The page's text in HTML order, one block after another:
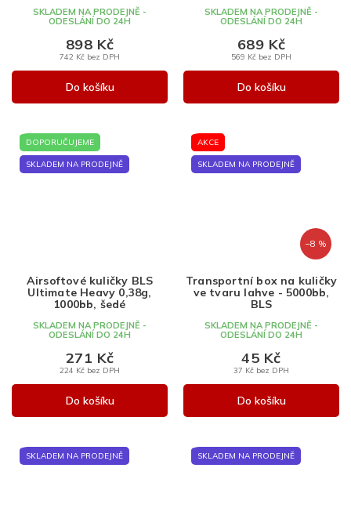
SKLADEM NA PRODEJNĚ -
ODESLÁNÍ DO 24H
742 Kč bez DPH
898 Kč
Do košíku
SKLADEM NA PRODEJNĚ -
ODESLÁNÍ DO 24H
569 Kč bez DPH
689 Kč
Do košíku
DOPORUČUJEME
SKLADEM NA PRODEJNĚ
Airsoftové kuličky BLS
Ultimate Heavy 0,38g,
1000bb, šedé
SKLADEM NA PRODEJNĚ -
ODESLÁNÍ DO 24H
224 Kč bez DPH
271 Kč
Do košíku
AKCE
SKLADEM NA PRODEJNĚ
–8 %
Transportní box na kuličky
ve tvaru lahve - 5000bb,
BLS
SKLADEM NA PRODEJNĚ -
ODESLÁNÍ DO 24H
37 Kč bez DPH
45 Kč
Do košíku
SKLADEM NA PRODEJNĚ SKLADEM NA PRODEJNĚ